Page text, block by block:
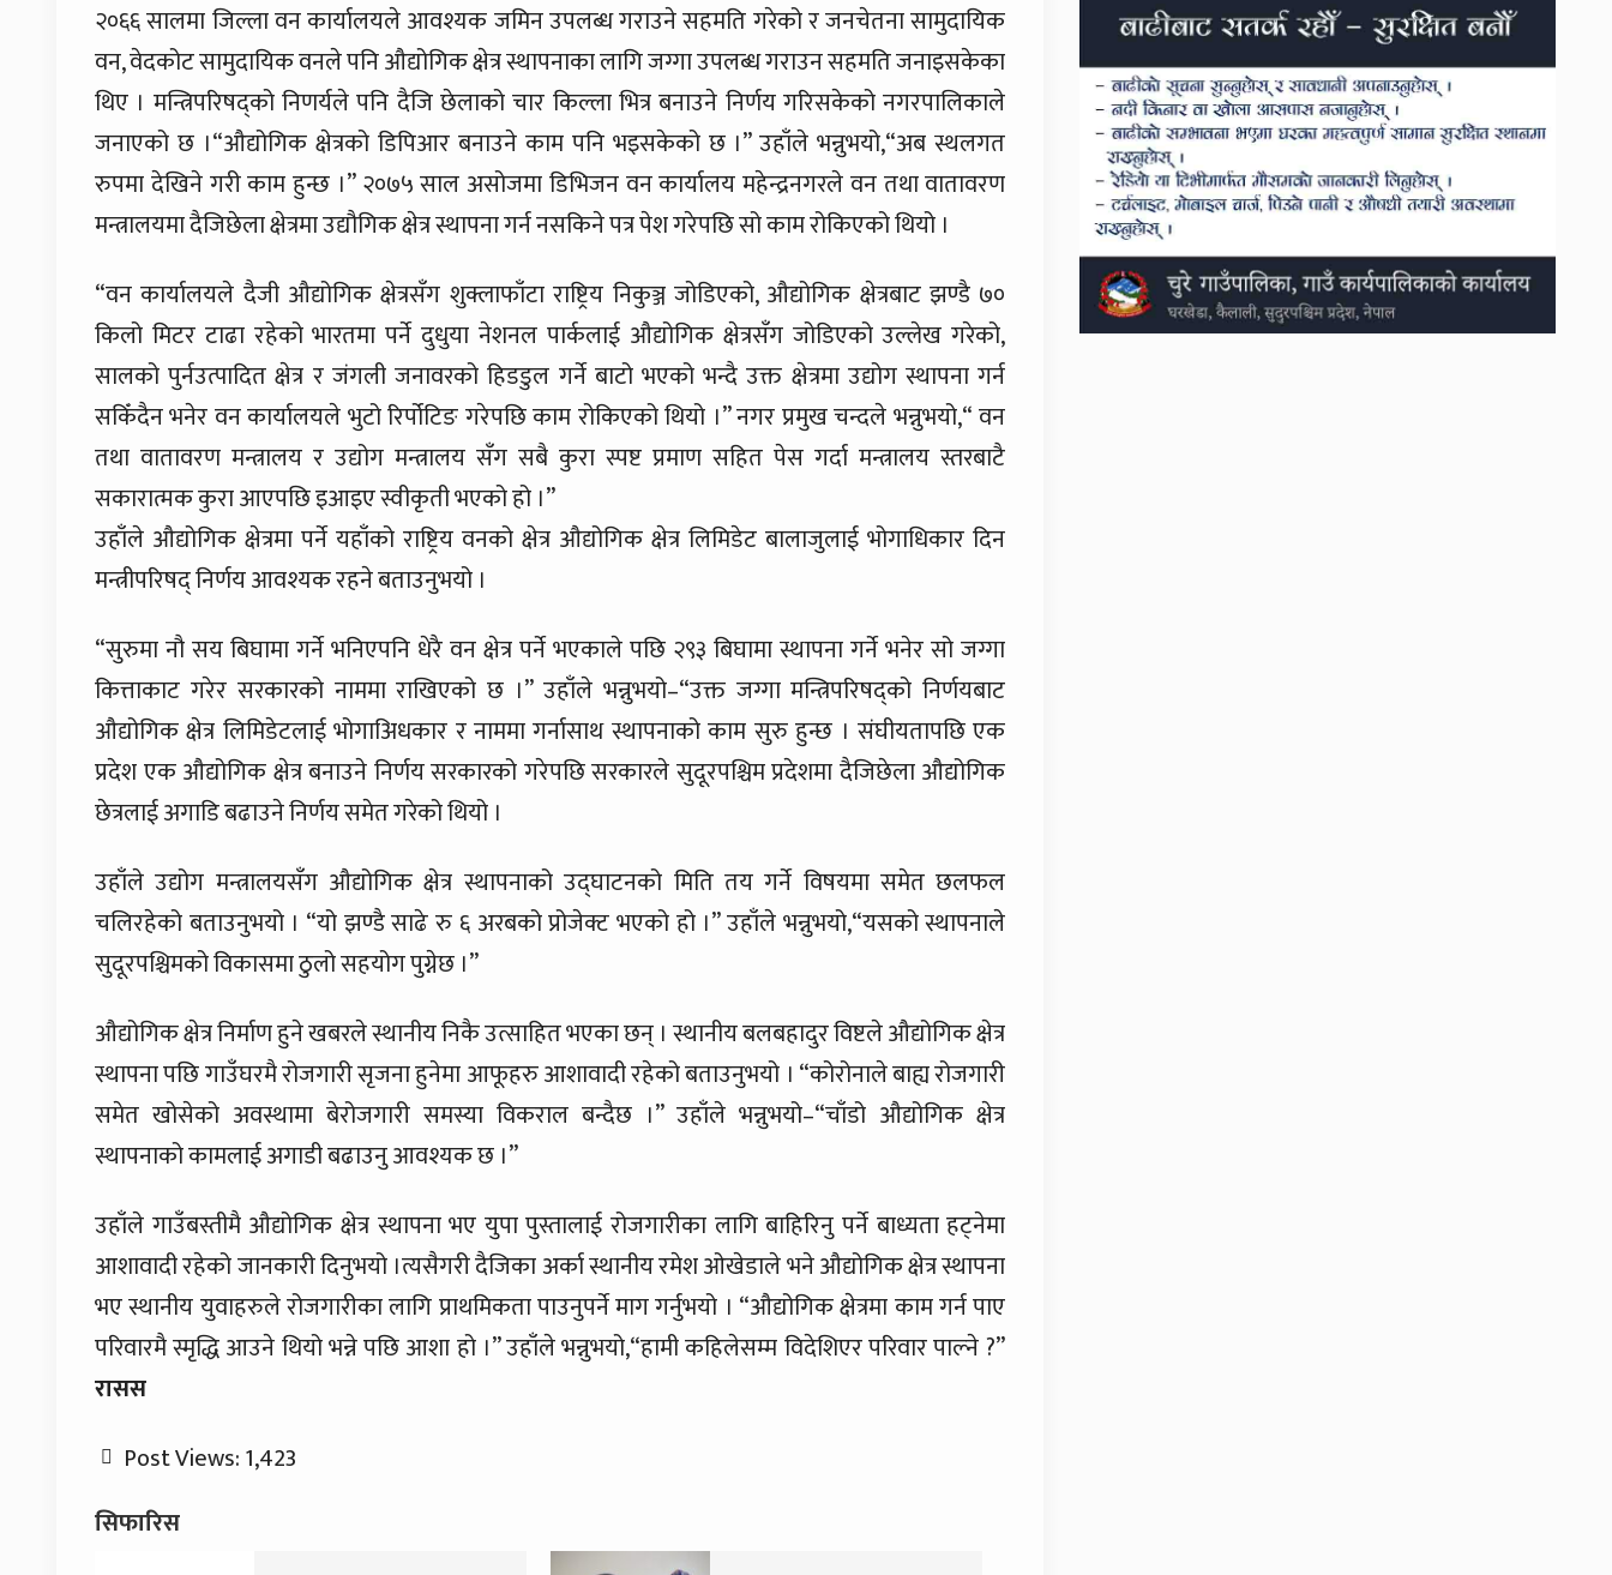
२०६६ सालमा जिल्ला वन कार्यालयले आवश्यक जमिन उपलब्ध गराउने सहमति गरेको र जनचेतना सामुदायिक
वन, वेदकोट सामुदायिक वनले पनि औद्योगिक क्षेत्र स्थापनाका लागि जग्गा उपलब्ध गराउन सहमति जनाइसकेका
थिए । मन्त्रिपरिषद्को निणर्यले पनि दैजि छेलाको चार किल्ला भित्र बनाउने निर्णय गरिसकेको नगरपालिकाले
जनाएको छ ।“औद्योगिक क्षेत्रको डिपिआर बनाउने काम पनि भइसकेको छ ।” उहाँले भन्नुभयो,“अब स्थलगत
रुपमा देखिने गरी काम हुन्छ ।” २०७५ साल असोजमा डिभिजन वन कार्यालय महेन्द्रनगरले वन तथा वातावरण
मन्त्रालयमा दैजिछेला क्षेत्रमा उद्यौगिक क्षेत्र स्थापना गर्न नसकिने पत्र पेश गरेपछि सो काम रोकिएको थियो ।
“वन कार्यालयले दैजी औद्योगिक क्षेत्रसँग शुक्लाफाँटा राष्ट्रिय निकुञ्ज जोडिएको, औद्योगिक क्षेत्रबाट झण्डै ७०
किलो मिटर टाढा रहेको भारतमा पर्ने दुधुया नेशनल पार्कलाई औद्योगिक क्षेत्रसँग जोडिएको उल्लेख गरेको,
सालको पुर्नउत्पादित क्षेत्र र जंगली जनावरको हिडडुल गर्ने बाटो भएको भन्दै उक्त क्षेत्रमा उद्योग स्थापना गर्न
सकिँदैन भनेर वन कार्यालयले भुटो रिर्पोटिङ गरेपछि काम रोकिएको थियो ।” नगर प्रमुख चन्दले भन्नुभयो,“ वन
तथा वातावरण मन्त्रालय र उद्योग मन्त्रालय सँग सबै कुरा स्पष्ट प्रमाण सहित पेस गर्दा मन्त्रालय स्तरबाटै
सकारात्मक कुरा आएपछि इआइए स्वीकृती भएको हो ।”
उहाँले औद्योगिक क्षेत्रमा पर्ने यहाँको राष्ट्रिय वनको क्षेत्र औद्योगिक क्षेत्र लिमिडेट बालाजुलाई भोगाधिकार दिन
मन्त्रीपरिषद् निर्णय आवश्यक रहने बताउनुभयो ।
“सुरुमा नौ सय बिघामा गर्ने भनिएपनि धेरै वन क्षेत्र पर्ने भएकाले पछि २९३ बिघामा स्थापना गर्ने भनेर सो जग्गा
कित्ताकाट गरेर सरकारको नाममा राखिएको छ ।” उहाँले भन्नुभयो–“उक्त जग्गा मन्त्रिपरिषद्को निर्णयबाट
औद्योगिक क्षेत्र लिमिडेटलाई भोगाअिधकार र नाममा गर्नासाथ स्थापनाको काम सुरु हुन्छ । संघीयतापछि एक
प्रदेश एक औद्योगिक क्षेत्र बनाउने निर्णय सरकारको गरेपछि सरकारले सुदूरपश्चिम प्रदेशमा दैजिछेला औद्योगिक
छेत्रलाई अगाडि बढाउने निर्णय समेत गरेको थियो ।
उहाँले उद्योग मन्त्रालयसँग औद्योगिक क्षेत्र स्थापनाको उद्घाटनको मिति तय गर्ने विषयमा समेत छलफल
चलिरहेको बताउनुभयो । “यो झण्डै साढे रु ६ अरबको प्रोजेक्ट भएको हो ।” उहाँले भन्नुभयो,“यसको स्थापनाले
सुदूरपश्चिमको विकासमा ठुलो सहयोग पुग्नेछ ।”
औद्योगिक क्षेत्र निर्माण हुने खबरले स्थानीय निकै उत्साहित भएका छन् । स्थानीय बलबहादुर विष्टले औद्योगिक क्षेत्र
स्थापना पछि गाउँघरमै रोजगारी सृजना हुनेमा आफूहरु आशावादी रहेको बताउनुभयो । “कोरोनाले बाह्य रोजगारी
समेत खोसेको अवस्थामा बेरोजगारी समस्या विकराल बन्दैछ ।” उहाँले भन्नुभयो–“चाँडो औद्योगिक क्षेत्र
स्थापनाको कामलाई अगाडी बढाउनु आवश्यक छ ।”
उहाँले गाउँबस्तीमै औद्योगिक क्षेत्र स्थापना भए युपा पुस्तालाई रोजगारीका लागि बाहिरिनु पर्ने बाध्यता हट्नेमा
आशावादी रहेको जानकारी दिनुभयो ।त्यसैगरी दैजिका अर्का स्थानीय रमेश ओखेडाले भने औद्योगिक क्षेत्र स्थापना
भए स्थानीय युवाहरुले रोजगारीका लागि प्राथमिकता पाउनुपर्ने माग गर्नुभयो । “औद्योगिक क्षेत्रमा काम गर्न पाए
परिवारमै स्मृद्धि आउने थियो भन्ने पछि आशा हो ।” उहाँले भन्नुभयो,“हामी कहिलेसम्म विदेशिएर परिवार पाल्ने ?”
रासस
Post Views:1,423
सिफारिस